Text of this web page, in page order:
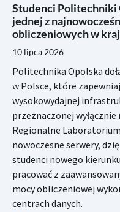
Studenci Politechniki
jednej z
obliczeniowych w
10 lipca 2026
Politechnika Opolska
w Polsce, które
wysokowydajnej
przeznaczonej
Regionalne
nowoczesne serwery,
studenci nowego
pracować z
mocy obliczeniowej
centrach danych.